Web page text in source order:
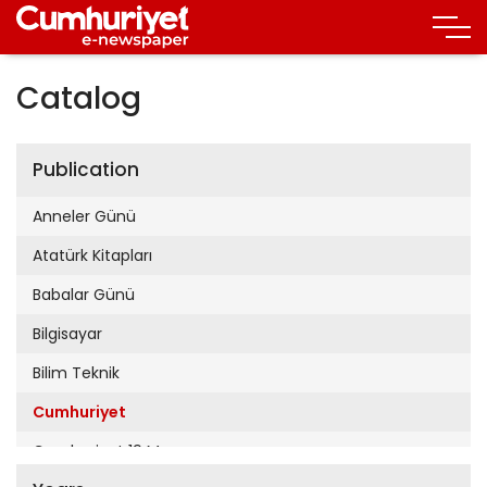
Catalog
Publication
Anneler Günü
Atatürk Kitapları
Babalar Günü
Bilgisayar
Bilim Teknik
Cumhuriyet
Cumhuriyet 19 Mayıs